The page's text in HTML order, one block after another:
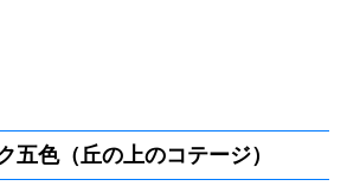
五色（丘の上のコテージ）